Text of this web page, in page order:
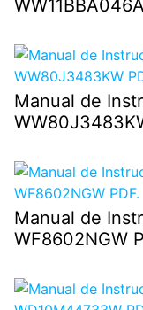
Manual de
Manual de
WF8602NGW